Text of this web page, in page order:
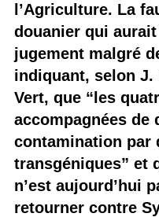
l’Agriculture. La
douanier qui
jugement malgré
indiquant, selon
Vert, que “les
accompagnées de
contamination par
transgéniques” et
n’est aujourd’hui
retourner contre